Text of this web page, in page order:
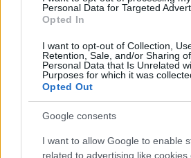
Personal Data for Targeted
Opted In
I want to opt-out of Collection,
Retention, Sale, and/or Sharing
Personal Data that Is Unrelated
Purposes for which it was
Opted Out
Google consents
I want to allow Google to enable
related to advertising like cookies
be most ingyen
Chavalier|2025 április 1. 22:03
Ez most nem áprilisi tréfa.
nem akarsz lecsúszni róluk.
Loaded:
21.65%